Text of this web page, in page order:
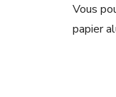
Vous
papier